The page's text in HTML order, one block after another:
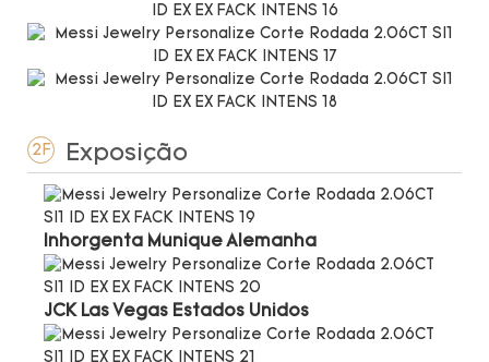
2F Exposição
Inhorgenta Munique Alemanha
JCK Las Vegas Estados Unidos